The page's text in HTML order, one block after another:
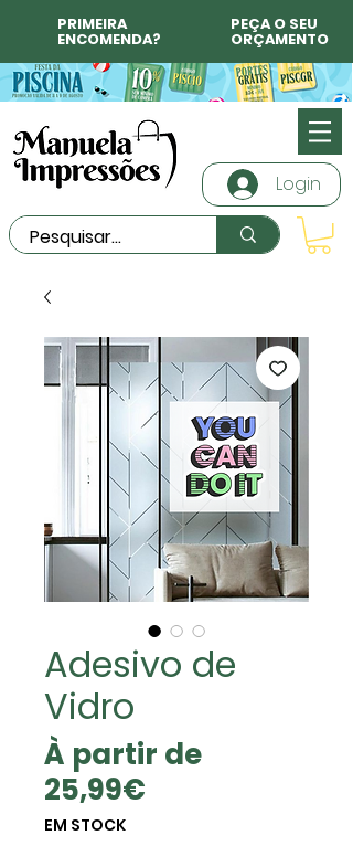
PRIMEIRA
ENCOMENDA?
PEÇA O SEU
ORÇAMENTO
Login
Adesivo de
Vidro
À partir de
25,99€
EM STOCK